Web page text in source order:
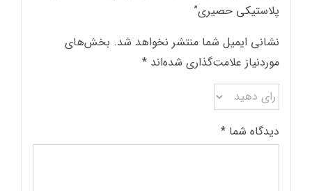
پلاستیکی حصیری”
نشانی ایمیل شما منتشر نخواهد شد. بخش‌های
موردنیاز علامت‌گذاری شده‌اند *
دیدگاه شما *